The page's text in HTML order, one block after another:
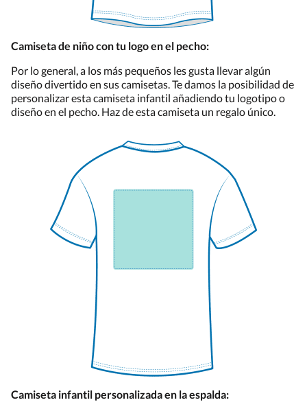
Camiseta de niño con tu logo en el pecho:
Por lo general, a los más pequeños les gusta llevar algún
diseño divertido en sus camisetas. Te damos la posibilidad de
personalizar esta camiseta infantil añadiendo tu logotipo o
diseño en el pecho. Haz de esta camiseta un regalo único.
Camiseta infantil personalizada en la espalda: